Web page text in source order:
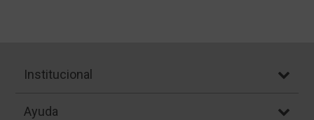
Institucional
Ayuda